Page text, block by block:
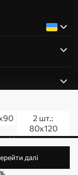
2 шт.:
80x120
далі
.
Власник: